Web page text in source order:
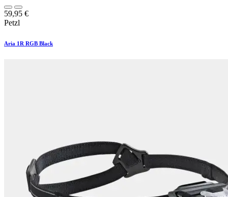
59,95 €
Petzl
Aria 1R RGB Black